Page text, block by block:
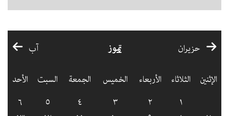
حزيران تموز آب
الإثنين الثلاثاء الأربعاء الخميس الجمعة السبت
الأحد
١
٢ ٣ ٤ ٥
٦